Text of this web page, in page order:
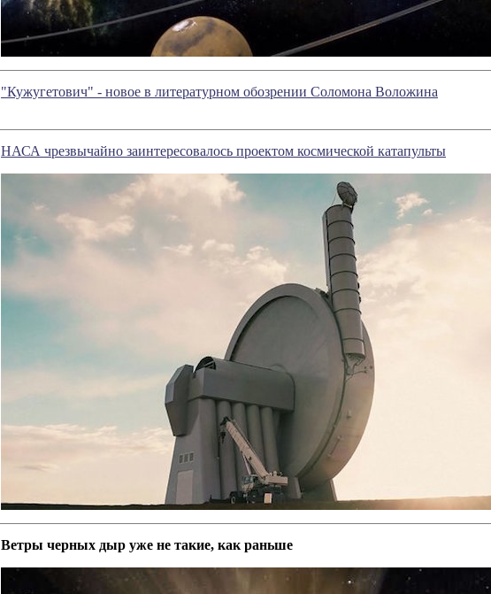
"Кужугетович" - новое в литературном обозрении Соломона Воложина
НАСА чрезвычайно заинтересовалось проектом космической катапульты
Ветры черных дыр уже не такие, как раньше